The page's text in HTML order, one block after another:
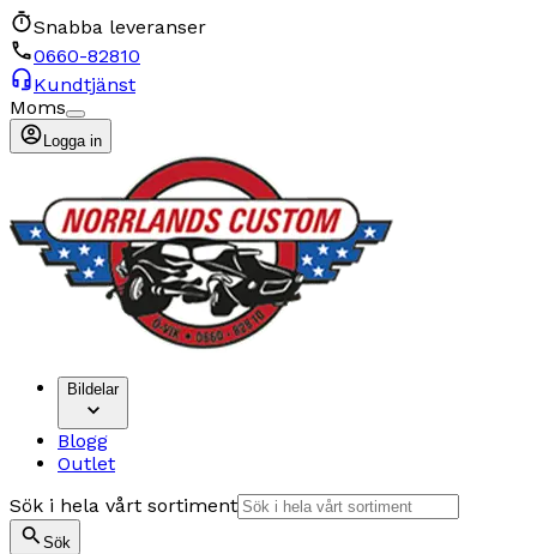
Snabba leveranser
0660-82810
Kundtjänst
Moms
Logga in
Bildelar
Blogg
Outlet
Sök i hela vårt sortiment
Sök